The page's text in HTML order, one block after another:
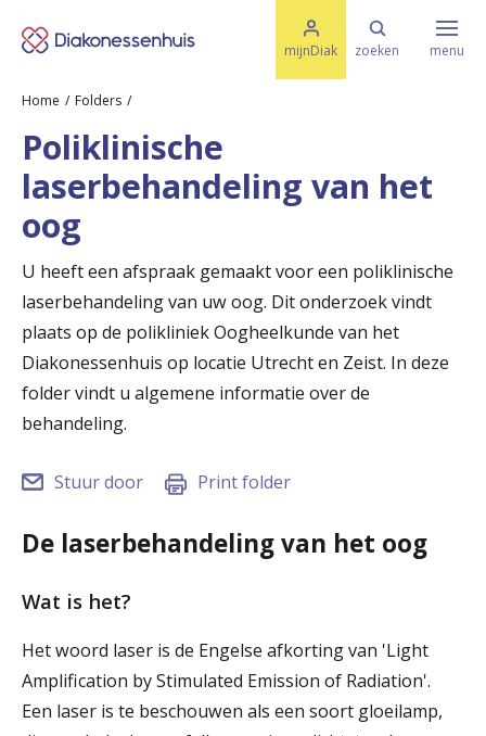
mijnDiak zoeken
M
e
menu
Ziektes & Aandoeningen
Spoed
Werken & Leren bij
Home Folders
Poliklinische
laserbehandeling van het
oog
U heeft een afspraak gemaakt voor een poliklinische
laserbehandeling van uw oog. Dit onderzoek vindt
plaats op de polikliniek Oogheelkunde van het
Diakonessenhuis op locatie Utrecht en Zeist. In deze
folder vindt u algemene informatie over de
behandeling.
Stuur door Print folder
De laserbehandeling van het oog
Wat is het?
Het woord laser is de Engelse afkorting van 'Light
Amplification by Stimulated Emission of Radiation'.
Een laser is te beschouwen als een soort gloeilamp,